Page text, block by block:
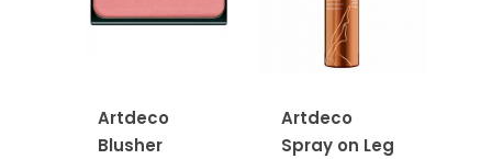
Artdeco
Blusher
Artdeco
Spray on Leg